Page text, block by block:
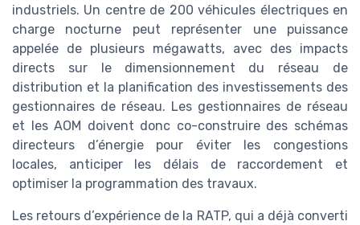
industriels. Un centre de 200 véhicules électriques en
charge nocturne peut représenter une puissance
appelée de plusieurs mégawatts, avec des impacts
directs sur le dimensionnement du réseau de
distribution et la planification des investissements des
gestionnaires de réseau. Les gestionnaires de réseau
et les AOM doivent donc co-construire des schémas
directeurs d’énergie pour éviter les congestions
locales, anticiper les délais de raccordement et
optimiser la programmation des travaux.
Les retours d’expérience de la RATP, qui a déjà converti